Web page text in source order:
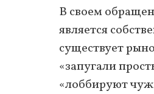
В своем
является
существует
«запугали
«лоббируют